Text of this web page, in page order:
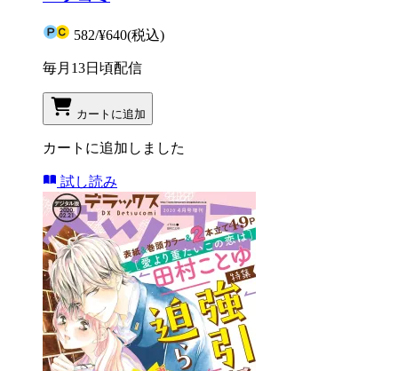
582/¥640(税込)
毎月13日頃配信
カートに追加
カートに追加しました
試し読み